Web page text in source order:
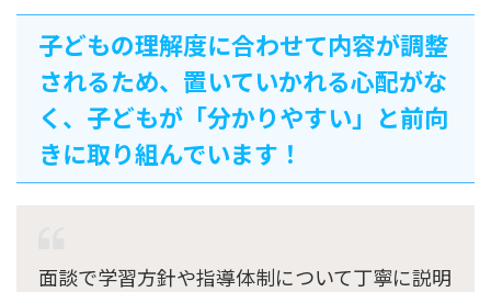
子どもの理解度に合わせて内容が調整
されるため、置いていかれる心配がな
く、子どもが「分かりやすい」と前向
きに取り組んでいます！
面談で学習方針や指導体制について丁寧に説明